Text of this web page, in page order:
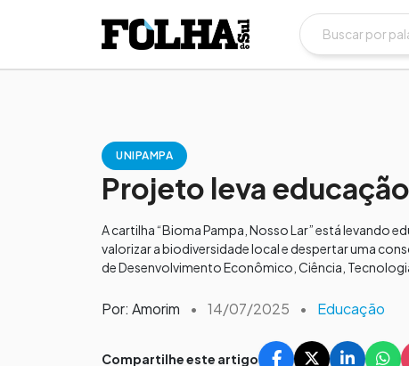
UNIPAMPA
Projeto leva
A cartilha “Bioma Pampa, Nosso Lar” está levando
valorizar a biodiversidade local e despertar uma
de Desenvolvimento Econômico, Ciência,
Por: Amorim • 14/07/2025 • Educação
Compartilhe este artigo